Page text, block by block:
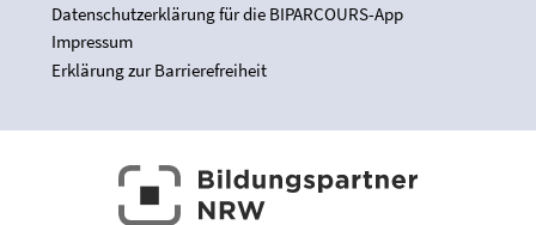
Datenschutzerklärung für die BIPARCOURS-App
Impressum
Erklärung zur Barrierefreiheit